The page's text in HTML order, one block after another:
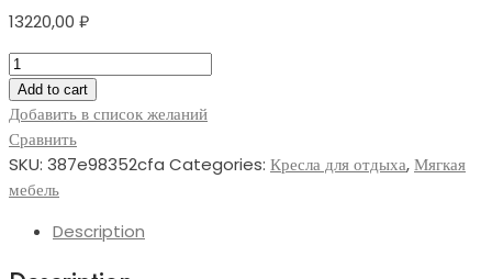
13220,00 ₽
Кресло-043
quantity
Add to cart
Добавить в список желаний
Сравнить
SKU: 387e98352cfa Categories: Кресла для отдыха,Мягкая
мебель
Description